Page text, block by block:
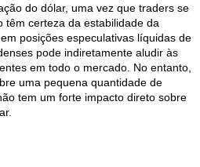
do dólar, uma vez que traders se
têm certeza da estabilidade da
posições especulativas líquidas de
pode indiretamente aludir às
em todo o mercado. No entanto,
uma pequena quantidade de
tem um forte impacto direto sobre